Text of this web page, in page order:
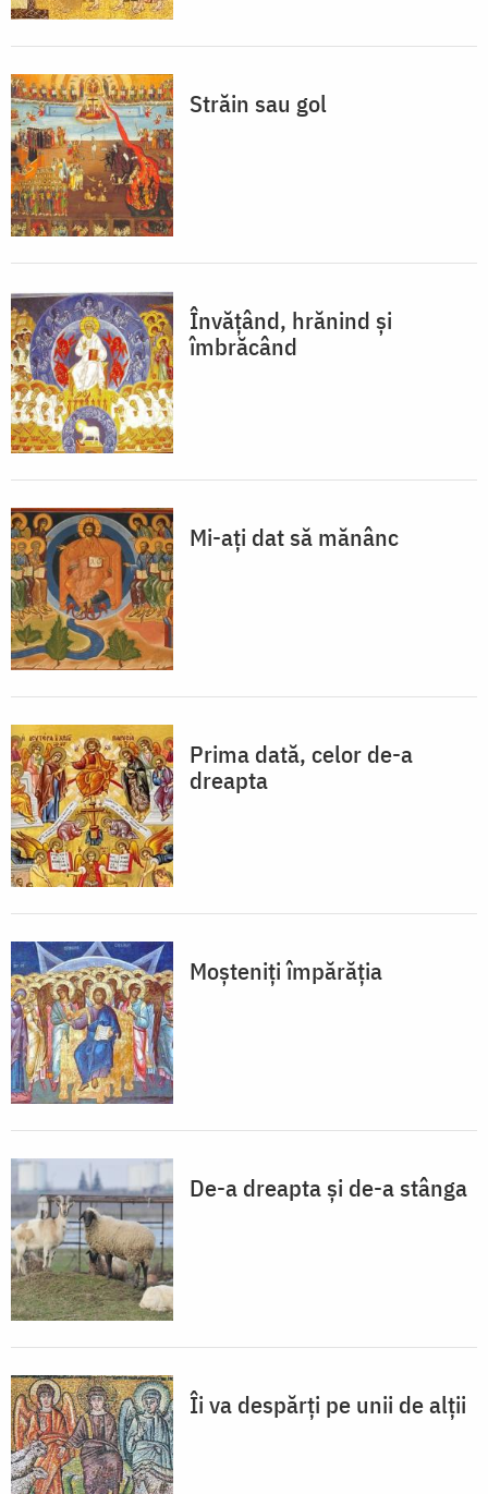
Străin sau gol
Învățând, hrănind și
îmbrăcând
Mi-ați dat să mănânc
Prima dată, celor de-a
dreapta
Moșteniți împărăția
De-a dreapta și de-a stânga
Îi va despărți pe unii de alții